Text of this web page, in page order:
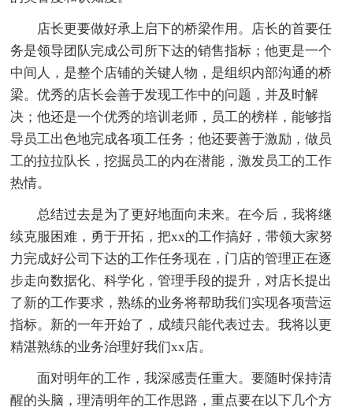
店长更要做好承上启下的桥梁作用。店长的首要任
务是领导团队完成公司所下达的销售指标；他更是一个
中间人，是整个店铺的关键人物，是组织内部沟通的桥
梁。优秀的店长会善于发现工作中的问题，并及时解
决；他还是一个优秀的培训老师，员工的榜样，能够指
导员工出色地完成各项工任务；他还要善于激励，做员
工的拉拉队长，挖掘员工的内在潜能，激发员工的工作
热情。
总结过去是为了更好地面向未来。在今后，我将继
续克服困难，勇于开拓，把xx的工作搞好，带领大家努
力完成好公司下达的工作任务现在，门店的管理正在逐
步走向数据化、科学化，管理手段的提升，对店长提出
了新的工作要求，熟练的业务将帮助我们实现各项营运
指标。新的一年开始了，成绩只能代表过去。我将以更
精湛熟练的业务治理好我们xx店。
面对明年的工作，我深感责任重大。要随时保持清
醒的头脑，理清明年的工作思路，重点要在以下几个方